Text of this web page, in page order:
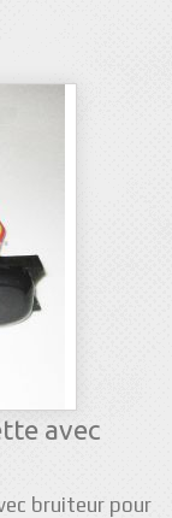
avec
bruiteur pour